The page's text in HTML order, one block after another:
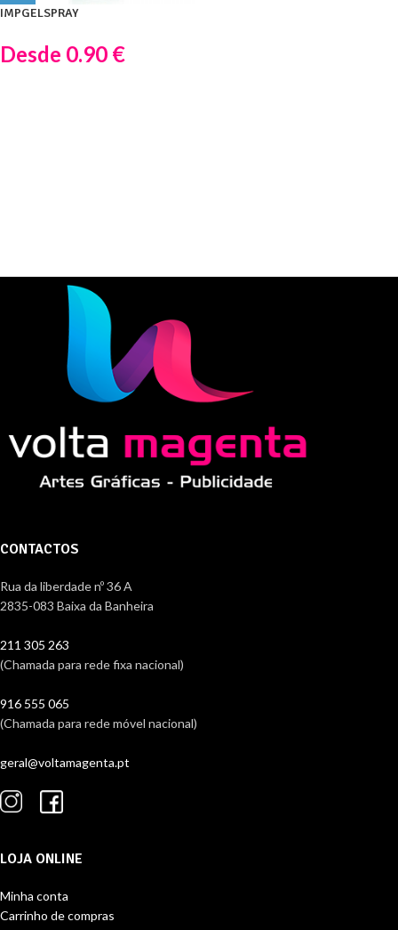
IMPGELSPRAY
Desde 0.90 €
CONTACTOS
Rua da liberdade nº 36 A
2835-083 Baixa da Banheira
211 305 263
(Chamada para rede fixa nacional)
916 555 065
(Chamada para rede móvel nacional)
geral@voltamagenta.pt
LOJA ONLINE
Minha conta
Carrinho de compras